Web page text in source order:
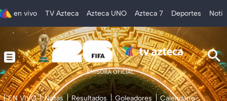
en vivo TV Azteca Azteca UNO Azteca 7 Deportes
EN VIVO Notas Resultados Goleadores Calendario